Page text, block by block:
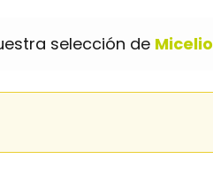
selección de